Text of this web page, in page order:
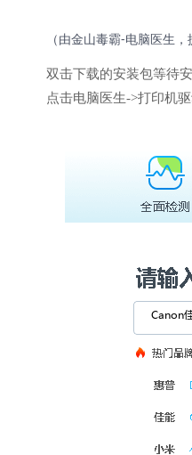
（由金山毒霸-电脑医生，
双击下载的安装包等待
点击电脑医生->打印机